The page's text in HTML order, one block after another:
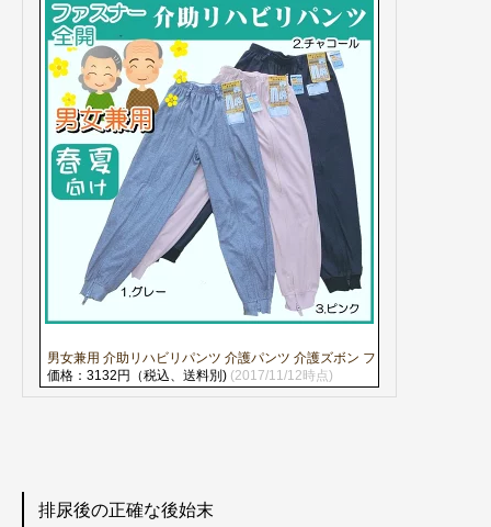
男女兼用 介助リハビリパンツ 介護パンツ 介護ズボン ファスナー全開 S
価格：3132円（税込、送料別) (2017/11/12時点)
排尿後の正確な後始末